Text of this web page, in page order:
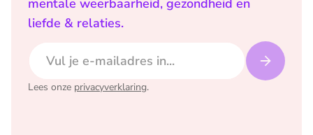
mentale weerbaarheid, gezondheid en
liefde & relaties.
Lees onze privacyverklaring.